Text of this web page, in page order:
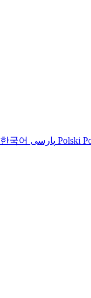
한국어 Polski